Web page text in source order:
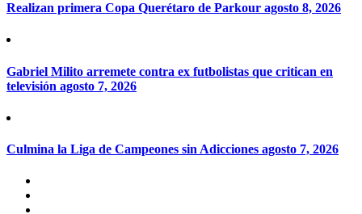
Realizan primera Copa Querétaro de Parkour agosto 8, 2026
Gabriel Milito arremete contra ex futbolistas que critican en
televisión agosto 7, 2026
Culmina la Liga de Campeones sin Adicciones agosto 7, 2026